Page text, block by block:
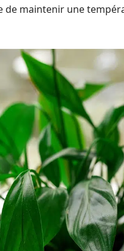
de maintenir une